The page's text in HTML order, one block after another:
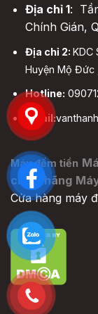
Địa chỉ 1:
Chính Gián,
Địa chỉ 2: KDC
Huyện Mộ Đức
Hotline:
Email:
Máy đếm tiền
chính hãng
Cửa hàng máy